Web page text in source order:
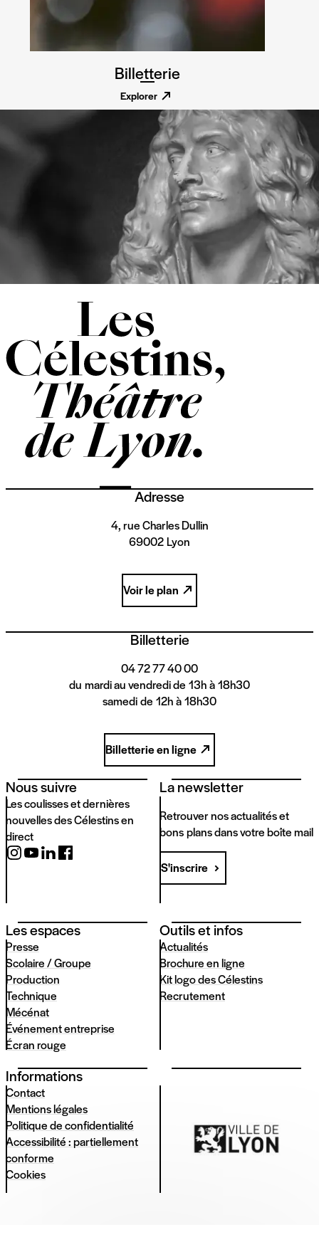
Billetterie
Explorer
Adresse
4, rue Charles Dullin
69002 Lyon
Voir le plan
Billetterie
04 72 77 40 00
du mardi au vendredi de 13h à 18h30
samedi de 12h à 18h30
Billetterie en ligne
Nous suivre
Les coulisses et dernières
nouvelles des Célestins en
direct
La newsletter
Retrouver nos actualités et
bons plans dans votre boîte mail
S'inscrire
Les espaces
Presse
Scolaire / Groupe
Production
Technique
Mécénat
Événement entreprise
Écran rouge
Outils et infos
Actualités
Brochure en ligne
Kit logo des Célestins
Recrutement
Informations
Contact
Mentions légales
Politique de confidentialité
Accessibilité : partiellement
conforme
Cookies